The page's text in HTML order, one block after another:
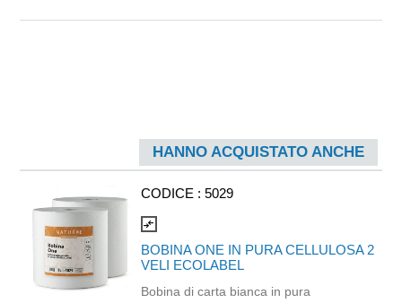
HANNO ACQUISTATO ANCHE
CODICE : 5029
compare_arrows
BOBINA ONE IN PURA CELLULOSA 2
VELI ECOLABEL
Bobina di carta bianca in pura